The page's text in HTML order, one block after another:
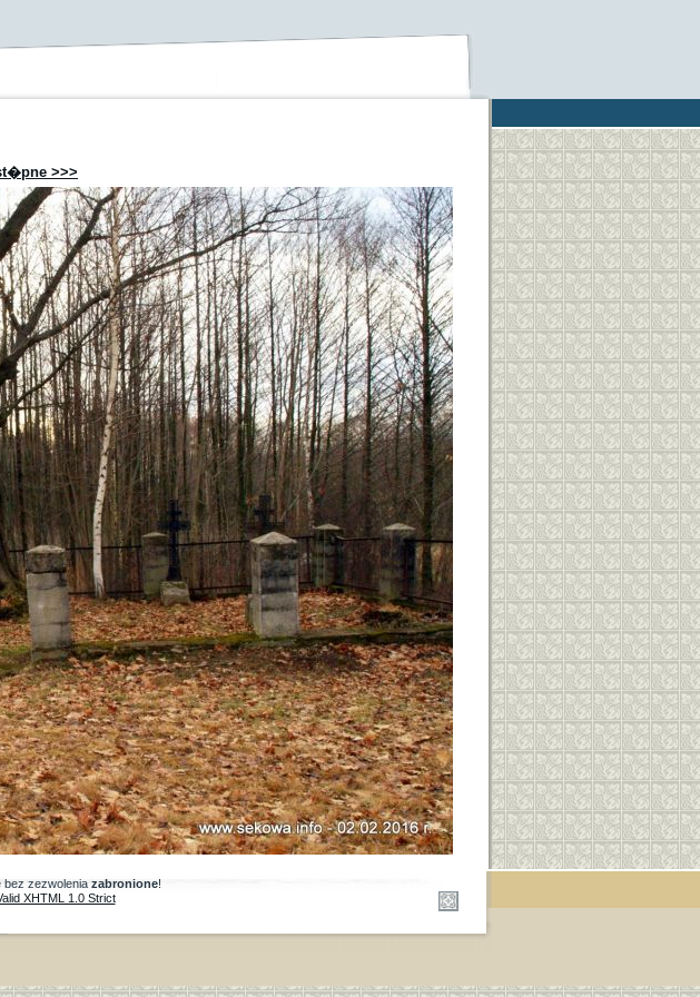
>>>
bez zezwolenia zabronione!
XHTML 1.0 Strict